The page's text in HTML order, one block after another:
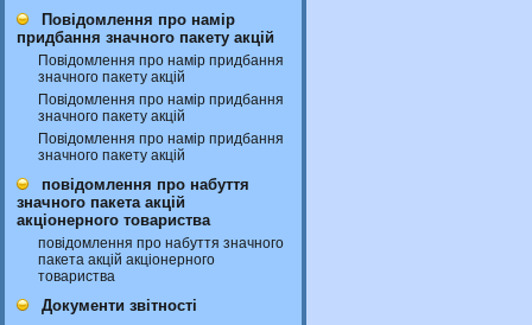
Повідомлення про намір
придбання значного пакету акцій
Повідомлення про намір придбання
значного пакету акцій
Повідомлення про намір придбання
значного пакету акцій
Повідомлення про намір придбання
значного пакету акцій
повідомлення про набуття
значного пакета акцій
акціонерного товариства
повідомлення про набуття значного
пакета акцій акціонерного
товариства
Документи звітності